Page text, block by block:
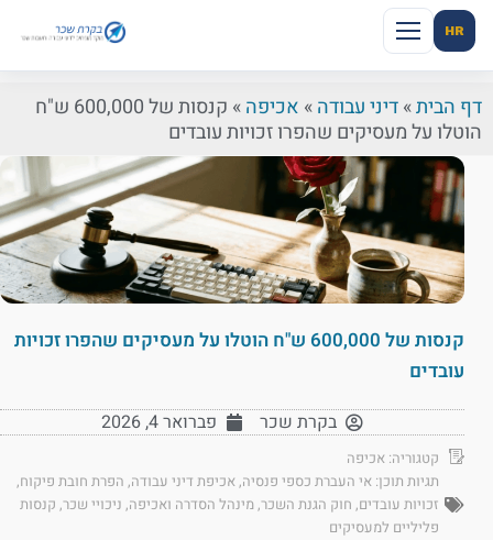
HR
דף הבית»דיני עבודה»אכיפה»
קנסות של 600,000 ש"ח
הוטלו על מעסיקים שהפרו זכויות עובדים
קנסות של 600,000 ש"ח הוטלו על מעסיקים שהפרו זכויות
עובדים
בקרת שכר פברואר 4, 2026
קטגוריה:אכיפה
תגיות תוכן: אי העברת כספי פנסיה,אכיפת דיני עבודה,הפרת חובת פיקוח,
זכויות עובדים,חוק הגנת השכר,מינהל הסדרה ואכיפה,ניכויי שכר,קנסות
פליליים למעסיקים